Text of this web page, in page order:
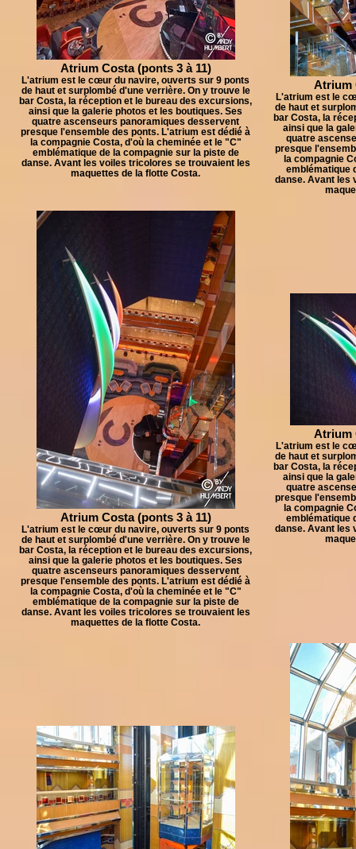
Atrium Costa (ponts 3 à 11)
L'atrium est le cœur du navire, ouverts sur 9 ponts
de haut et surplombé d'une verrière. On y trouve le
bar Costa, la réception et le bureau des excursions,
ainsi que la galerie photos et les boutiques. Ses
quatre ascenseurs panoramiques desservent
presque l'ensemble des ponts. L'atrium est dédié à
la compagnie Costa, d'où la cheminée et le "C"
emblématique de la compagnie sur la piste de
danse. Avant les voiles tricolores se trouvaient les
maquettes de la flotte Costa.
Atrium
L'atrium est le
de haut et
bar Costa, la
ainsi que la
quatre
presque
la compagnie
emblématique
danse. Avant les
Atrium Costa (ponts 3 à 11)
L'atrium est le cœur du navire, ouverts sur 9 ponts
de haut et surplombé d'une verrière. On y trouve le
bar Costa, la réception et le bureau des excursions,
ainsi que la galerie photos et les boutiques. Ses
quatre ascenseurs panoramiques desservent
presque l'ensemble des ponts. L'atrium est dédié à
la compagnie Costa, d'où la cheminée et le "C"
emblématique de la compagnie sur la piste de
danse. Avant les voiles tricolores se trouvaient les
maquettes de la flotte Costa.
Atrium
L'atrium est le
de haut et
bar Costa, la
ainsi que la
quatre
presque
la compagnie
emblématique
danse. Avant les